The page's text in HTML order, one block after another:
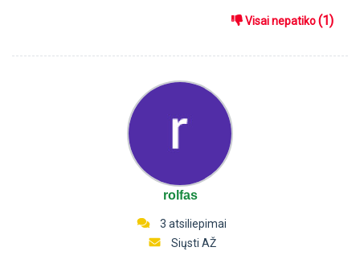
Visai nepatiko(1)
rolfas
3 atsiliepimai
Siųsti AŽ